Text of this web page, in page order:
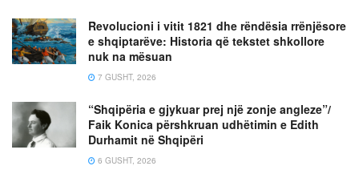
Revolucioni i vitit 1821 dhe rëndësia rrënjësore
e shqiptarëve: Historia që tekstet shkollore
nuk na mësuan
7 GUSHT, 2026
“Shqipëria e gjykuar prej një zonje angleze”/
Faik Konica përshkruan udhëtimin e Edith
Durhamit në Shqipëri
6 GUSHT, 2026